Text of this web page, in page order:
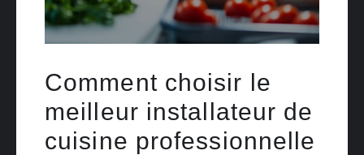
Comment choisir le
meilleur installateur de
cuisine professionnelle